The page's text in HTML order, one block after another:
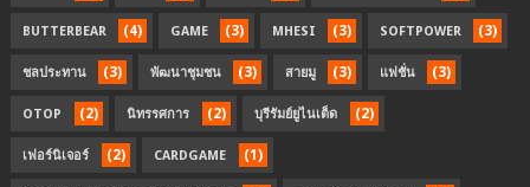
BUTTERBEAR (4) GAME (3) MHESI (3) SOFTPOWER (3)
ชลประทาน (3) พัฒนาชุมชน (3) สายมู (3) แฟชั่น (3)
OTOP (2) นิทรรศการ (2) บุรีรัมย์ยูไนเต็ด (2)
เฟอร์นิเจอร์ (2) CARDGAME (1)